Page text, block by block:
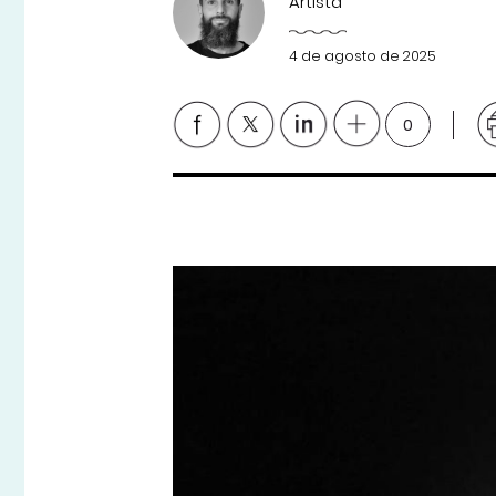
4 de agosto de 2025
0